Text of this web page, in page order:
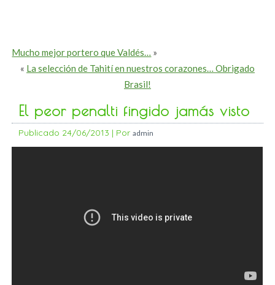
Mucho mejor portero que Valdés… »
« La selección de Tahití en nuestros corazones… Obrigado
Brasil!
El peor penalti fingido jamás visto
Publicado 24/06/2013 | Por admin